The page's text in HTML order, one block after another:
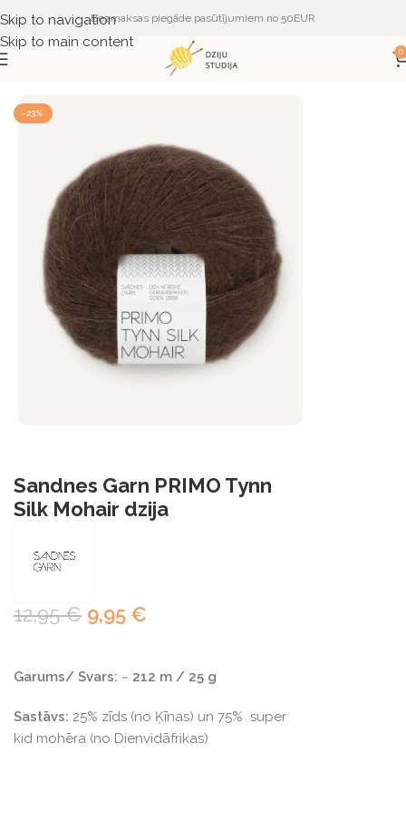
Skip to navigation
Skip to main content
Bezmaksas piegāde pasūtījumiem no 50EUR
0
DZIJA PĒC RAŽOTĀJA
-23%
Sandnes Garn PRIMO Tynn
Silk Mohair dzija
12,95€ 9,95 €
Garums/ Svars: ~ 212 m / 25 g
Sastāvs: 25% zīds (no Ķīnas) un 75% super
kid mohēra (no Dienvidāfrikas)